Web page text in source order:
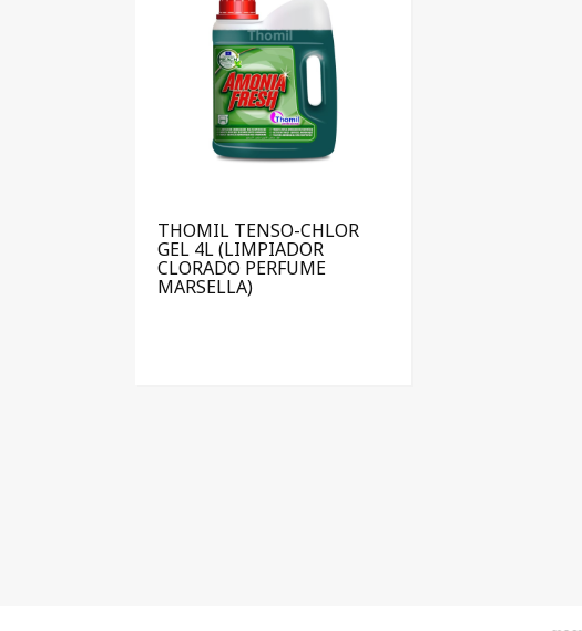
THOMIL TENSO-CHLOR
GEL 4L (LIMPIADOR
CLORADO PERFUME
MARSELLA)